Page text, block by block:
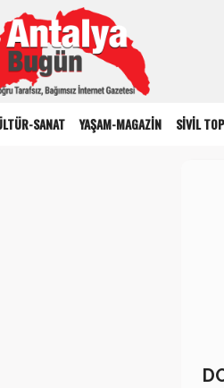
SANAT YAŞAM-MAGAZİN SİVİL